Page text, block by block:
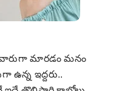
మారడం మనం
ఉన్న ఇద్దరు..